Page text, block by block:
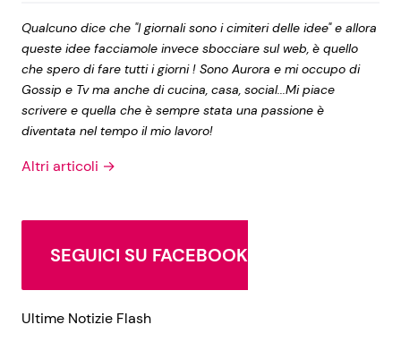
Qualcuno dice che "I giornali sono i cimiteri delle idee" e allora
queste idee facciamole invece sbocciare sul web, è quello
che spero di fare tutti i giorni ! Sono Aurora e mi occupo di
Gossip e Tv ma anche di cucina, casa, social...Mi piace
scrivere e quella che è sempre stata una passione è
diventata nel tempo il mio lavoro!
Altri articoli →
SEGUICI SU FACEBOOK
Ultime Notizie Flash